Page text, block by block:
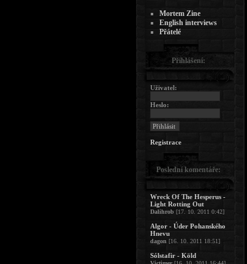
Mortem Zine
English interviews
Přátelé
Přihlášení:
Uživatel:
Heslo:
Registrace
Poslední komentáře:
Wreck Of The Hesperus -
Light Rotting Out
Dalihrob [17. 10. 2011 0:42]
Algor - Úder Pohanského
Hnevu
dagon [16. 10. 2011 18:51]
Sólstafir - Köld